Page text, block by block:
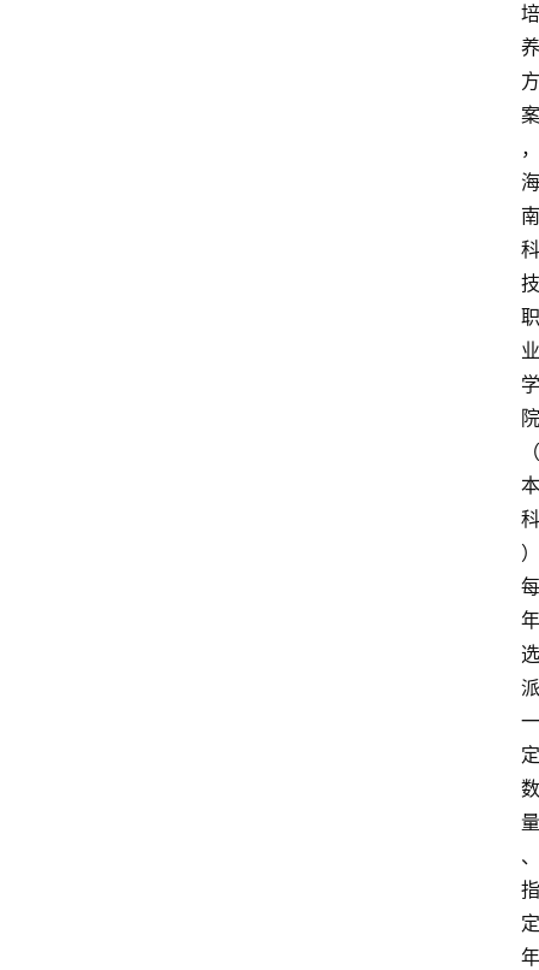
培
养
方
案
，
海
南
科
技
职
业
学
院
（
本
科
）
每
年
选
派
一
定
数
量
、
指
定
年